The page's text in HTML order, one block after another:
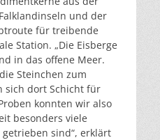
und der
für treibende
Station. „Die Eisberge
in das offene Meer.
Steinchen zum
sich dort Schicht für
konnten wir also
besonders viele
getrieben sind“, erklärt